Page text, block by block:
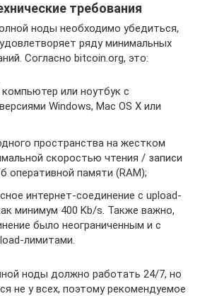
требования
ноды необходимо убедиться,
ряду минимальных
Согласно bitcoin.org, это:
или ноутбук с
Windows, Mac OS X или
пространства на жестком
скоростью чтения / записи
оперативной памяти (RAM);
интернет-соединение с upload-
минимум 400 Kb/s. Также важно,
было неограниченным и с
лимитами.
ноды должно работать 24/7, но
не у всех, поэтому рекомендуемое